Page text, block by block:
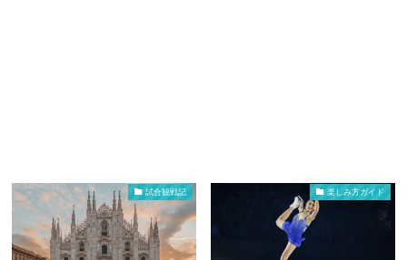
試合観戦記 楽しみ方ガイド